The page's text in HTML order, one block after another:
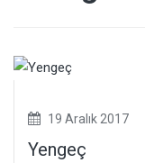
19 Aralık 2017
Yengeç